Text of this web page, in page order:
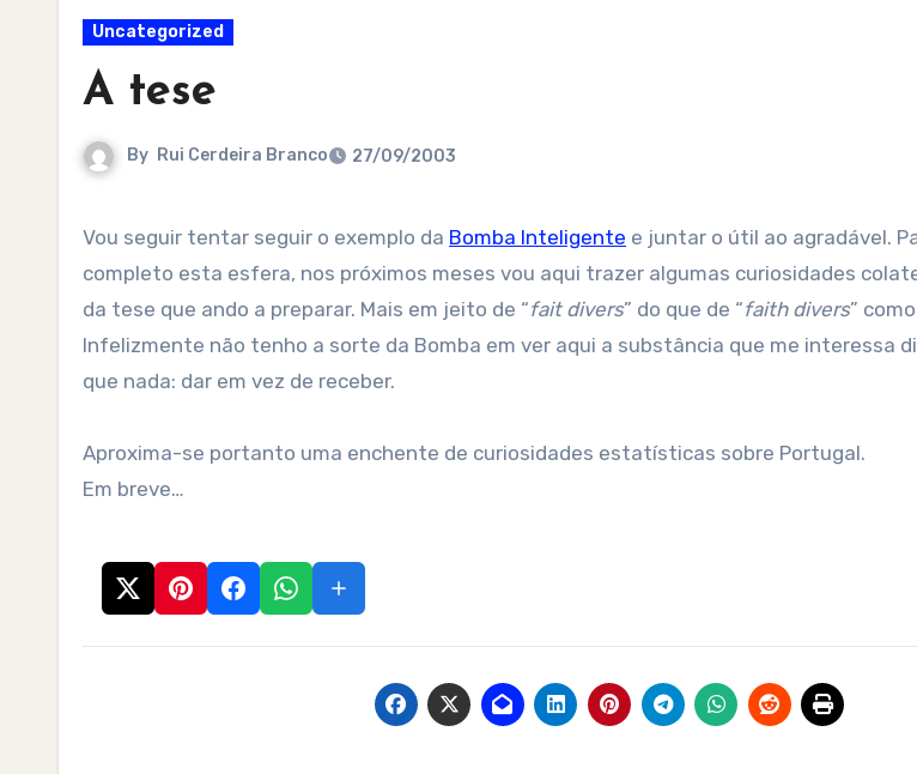
Uncategorized
A tese
By Rui Cerdeira Branco 27/09/2003
Vou seguir tentar seguir o exemplo da Bomba Inteligente e juntar o útil ao agradável.
completo esta esfera, nos próximos meses vou aqui trazer algumas curiosidades
da tese que ando a preparar. Mais em jeito de “fait divers” do que de “faith divers”
Infelizmente não tenho a sorte da Bomba em ver aqui a substância que me interessa
que nada: dar em vez de receber.
Aproxima-se portanto uma enchente de curiosidades estatísticas sobre Portugal.
Em breve…